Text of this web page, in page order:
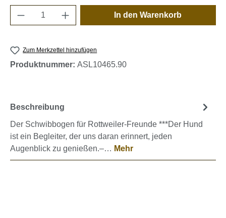
Produkt Anzahl: Gib den gewünschten
In den Warenkorb
Zum Merkzettel hinzufügen
Produktnummer: ASL10465.90
Beschreibung
Der Schwibbogen für Rottweiler-Freunde ***Der Hund
ist ein Begleiter, der uns daran erinnert, jeden
Augenblick zu genießen.–… Mehr